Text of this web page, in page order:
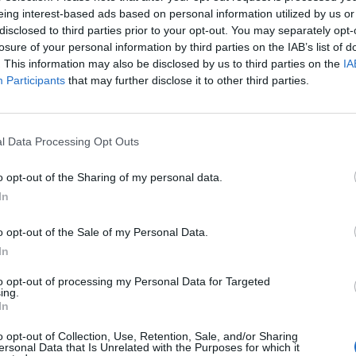
interest-based ads based on personal information utilized by us
to third parties prior to your opt-out. You may separately
of your personal information by third parties on the IAB’s list of
This information may also be disclosed by us to third parties on the
Participants that may further disclose it to other third parties.
Data Processing Opt Outs
opt-out of the Sharing of my personal data.
opt-out of the Sale of my Personal Data.
opt-out of processing my Personal Data for Targeted
opt-out of Collection, Use, Retention, Sale, and/or Sharing
Data that Is Unrelated with the Purposes for which it
ki a határidős BUX decemberi lejárata
záróárhoz képest.
Nyitás után örült száguldásba kezdett a piac, amiből
piac visszafogottan reagált. A prompt piac 500 pontos
a spread 700-ról 400 pontra szűkült jelezve hogy...
portfolio.hu hírarchívumához tartozik, melynek olvasása
tartalmazza:
cikkarchívum
elmúlt 2 év napon belüli